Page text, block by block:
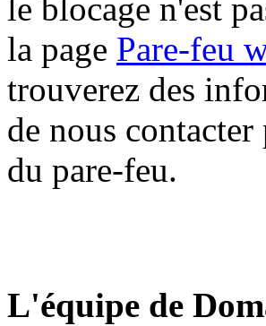
le blocage n'est
la page Pare-feu
trouverez des
de nous
du pare-feu.
L'équipe de